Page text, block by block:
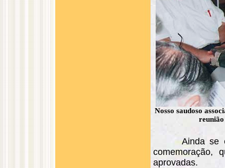
Nosso saudoso
Ainda se
comemoração,
aprovadas.